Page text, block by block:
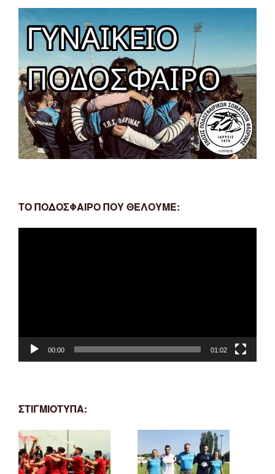
ΤΟ ΠΟΔΟΣΦΑΙΡΟ ΠΟΥ ΘΕΛΟΥΜΕ:
00:00 01:02
ΣΤΙΓΜΙΟΤΥΠΑ: